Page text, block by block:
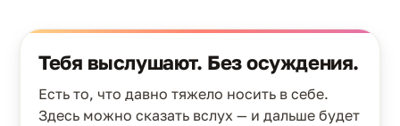
Тебя выслушают. Без осуждения.
Есть то, что давно тяжело носить в себе.
Здесь можно сказать вслух — и дальше будет